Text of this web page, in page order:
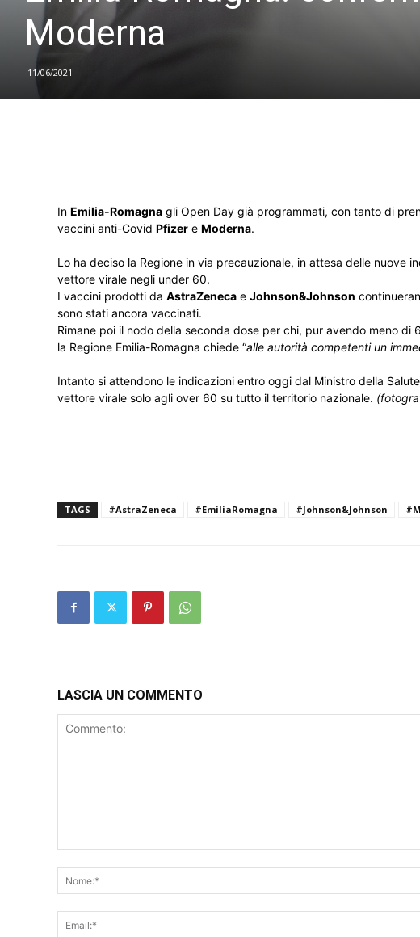
Moderna
11/06/2021
In Emilia-Romagna gli Open Day già programmati, con tanto di
vaccini anti-Covid Pfizer e Moderna.
Lo ha deciso la Regione in via precauzionale, in attesa delle nuove
vettore virale negli under 60.
I vaccini prodotti da AstraZeneca e Johnson&Johnson
sono stati ancora vaccinati.
Rimane poi il nodo della seconda dose per chi, pur avendo meno
la Regione Emilia-Romagna chiede “alle autorità competenti un
Intanto si attendono le indicazioni entro oggi dal Ministro della
vettore virale solo agli over 60 su tutto il territorio nazionale.
TAGS #AstraZeneca #EmiliaRomagna #Johnson&Johnson
LASCIA UN COMMENTO